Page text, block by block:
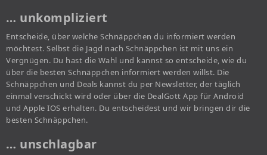
… unkompliziert
Entscheide, über welche Schnäppchen du informiert werden
möchtest. Selbst die Jagd nach Schnäppchen ist mit uns ein
Vergnügen. Du hast die Wahl und kannst so entscheide, wie du
über die besten Schnäppchen informiert werden willst. Die
Schnäppchen und Deals kannst du per Newsletter, der täglich
einmal verschickt wird oder über die DealGott App für Android
und Apple IOS erhalten. Du entscheidest und wir bringen dir die
besten Schnäppchen.
… unschlagbar